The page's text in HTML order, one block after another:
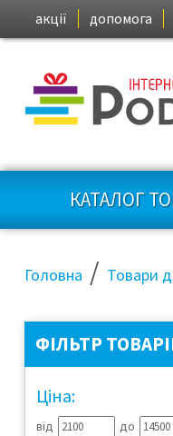
акції допомога
КАТАЛОГ
Головна / Товари
ФІЛЬТР
Ціна:
від до